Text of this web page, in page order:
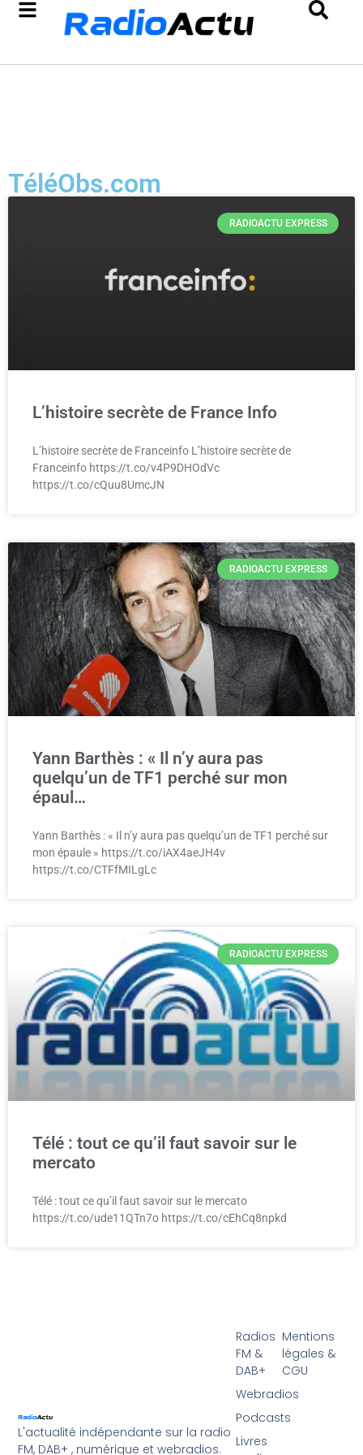
TéléObs.com
RADIOACTU EXPRESS
L’histoire secrète de France Info
L’histoire secrète de Franceinfo L’histoire secrète de
Franceinfo https://t.co/v4P9DHOdVc
https://t.co/cQuu8UmcJN
RADIOACTU EXPRESS
Yann Barthès : « Il n’y aura pas
quelqu’un de TF1 perché sur mon
épaul…
Yann Barthès : « Il n’y aura pas quelqu’un de TF1 perché sur
mon épaule » https://t.co/iAX4aeJH4v
https://t.co/CTFfMILgLc
RADIOACTU EXPRESS
Télé : tout ce qu’il faut savoir sur le
mercato
Télé : tout ce qu’il faut savoir sur le mercato
https://t.co/ude11QTn7o https://t.co/cEhCq8npkd
L'actualité indépendante sur la radio
FM, DAB+ , numérique et webradios.
Radios
FM &
DAB+
Webradios
Podcasts
Livres
Mentions
légales &
CGU